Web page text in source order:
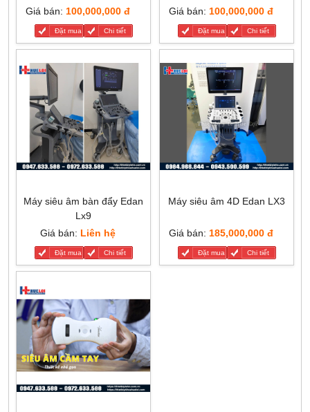
Giá bán: 100,000,000 đ
Đặt mua Chi tiết
Giá bán: 100,000,000 đ
Đặt mua Chi tiết
Máy siêu âm bàn đẩy Edan
Lx9
Giá bán: Liên hệ
Đặt mua Chi tiết
Máy siêu âm 4D Edan LX3
Giá bán: 185,000,000 đ
Đặt mua Chi tiết